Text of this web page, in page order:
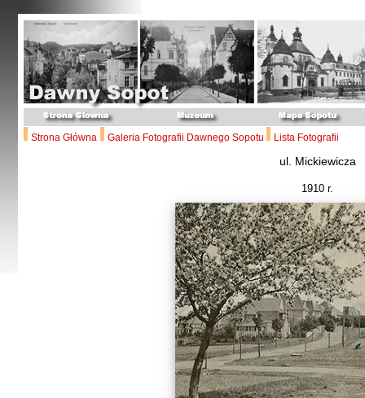
Strona Główna Galeria Fotografii Dawnego Sopotu Lista Fotografii
ul. Mickiewicza
1910 r.